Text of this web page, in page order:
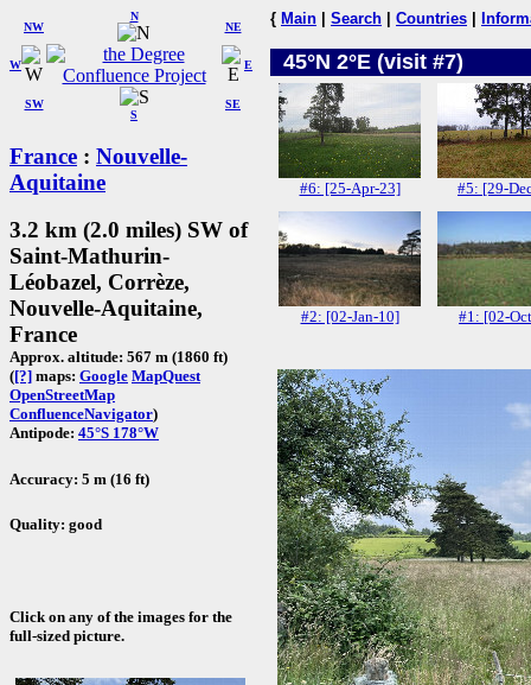
W
NW
N
NE
SW
S
SE
E
France : Nouvelle-
Aquitaine
3.2 km (2.0 miles) SW of
Saint-Mathurin-
Léobazel, Corrèze,
Nouvelle-Aquitaine,
France
Approx. altitude: 567 m (1860 ft)
([?] maps: Google MapQuest
OpenStreetMap
ConfluenceNavigator)
Antipode: 45°S 178°W
Accuracy: 5 m (16 ft)
Quality: good
Click on any of the images for the
full-sized picture.
{ Main Search Countries
45°N 2°E (visit #7)
#6: [25-Apr-23] #5: [29-
#2: [02-Jan-10] #1: [02-